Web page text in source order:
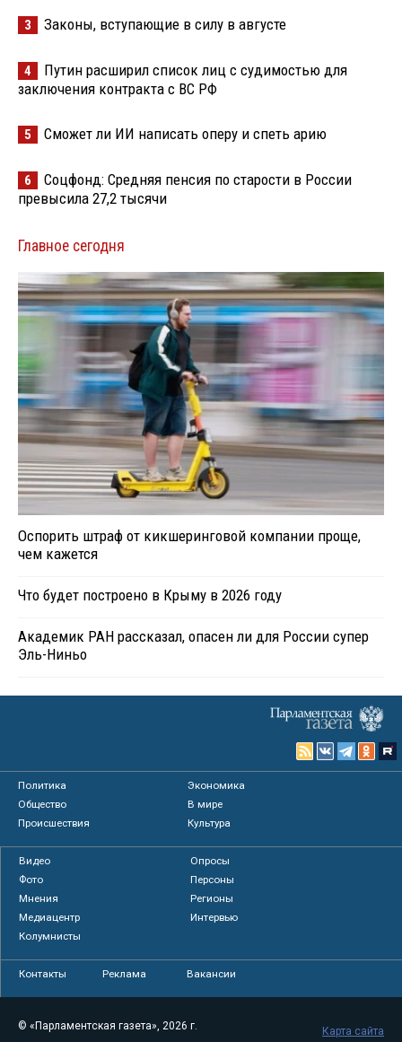
3 Законы, вступающие в силу в августе
4
Путин расширил список лиц с судимостью для
заключения контракта с ВС РФ
5 Сможет ли ИИ написать оперу и спеть арию
6
Соцфонд: Средняя пенсия по старости в России
превысила 27,2 тысячи
Главное сегодня
Оспорить штраф от кикшеринговой компании проще,
чем кажется
Что будет построено в Крыму в 2026 году
Академик РАН рассказал, опасен ли для России супер
Эль-Ниньо
Политика
Экономика
Общество
В мире
Происшествия
Культура
Видео
Опросы
Фото
Персоны
Мнения
Регионы
Медиацентр
Интервью
Колумнисты
Контакты Реклама Вакансии
© «Парламентская газета», 2026 г.
Карта сайта